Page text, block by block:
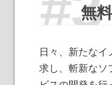
無
日々、新たなイ
求し、斬新なソ